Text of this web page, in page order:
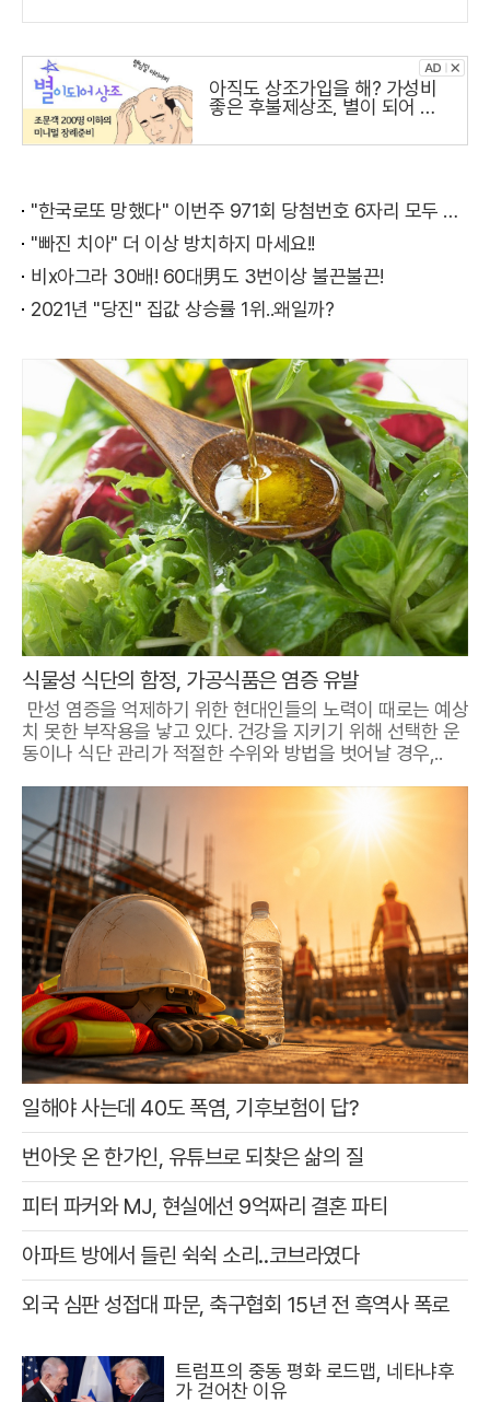
아직도 상조가입을 해? 가성비
좋은 후불제상조, 별이 되어 상
"한국로또 망했다" 이번주 971회 당첨번호 6자리 모두 유출...관계자 실수로 "비상"!
"빠진 치아" 더 이상 방치하지 마세요!!
비x아그라 30배! 60대男도 3번이상 불끈불끈!
2021년 "당진" 집값 상승률 1위..왜일까?
식물성 식단의 함정, 가공식품은 염증 유발
만성 염증을 억제하기 위한 현대인들의 노력이 때로는 예상
치 못한 부작용을 낳고 있다. 건강을 지키기 위해 선택한 운
동이나 식단 관리가 적절한 수위와 방법을 벗어날 경우,..
일해야 사는데 40도 폭염, 기후보험이 답?
번아웃 온 한가인, 유튜브로 되찾은 삶의 질
피터 파커와 MJ, 현실에선 9억짜리 결혼 파티
아파트 방에서 들린 쉭쉭 소리‥코브라였다
외국 심판 성접대 파문, 축구협회 15년 전 흑역사 폭로
트럼프의 중동 평화 로드맵, 네타냐후
가 걷어찬 이유